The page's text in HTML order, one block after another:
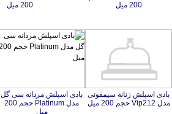
200 میل
200 میل
بادی اسپلش زنانه سیمفونی
مدل Vip212 حجم 200 میل
بادی اسپلش مردانه سی گل
مدل Platinum حجم 200
میل